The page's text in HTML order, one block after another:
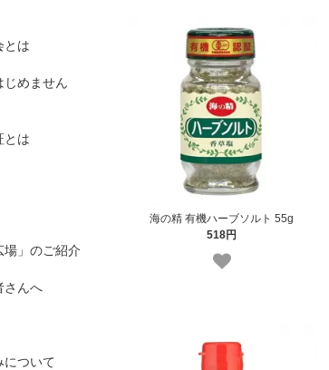
海の精 有機ハーブソルト 55g
518円
とは
じめません
とは
場」のご紹介
さんへ
について